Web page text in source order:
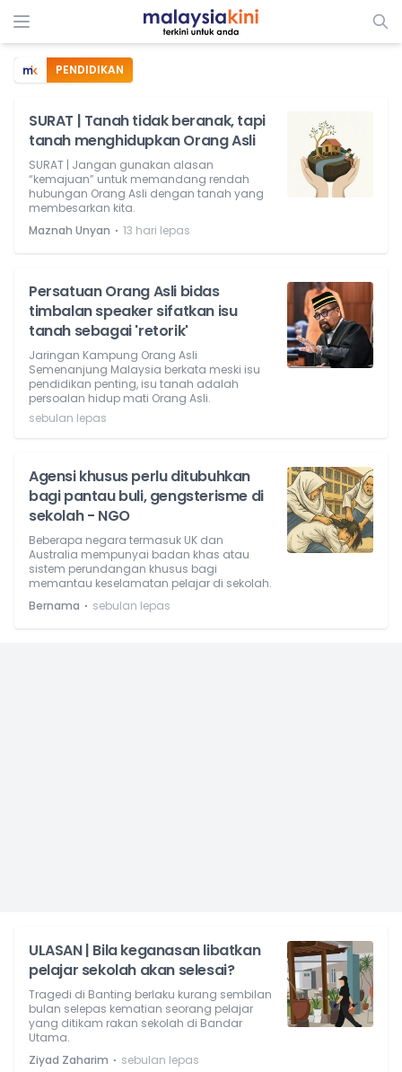
PENDIDIKAN
SURAT | Tanah tidak beranak, tapi
tanah menghidupkan Orang Asli
SURAT | Jangan gunakan alasan
“kemajuan” untuk memandang rendah
hubungan Orang Asli dengan tanah yang
membesarkan kita.
Maznah Unyan ⋅ 13 hari lepas
Persatuan Orang Asli bidas
timbalan speaker sifatkan isu
tanah sebagai 'retorik'
Jaringan Kampung Orang Asli
Semenanjung Malaysia berkata meski isu
pendidikan penting, isu tanah adalah
persoalan hidup mati Orang Asli.
sebulan lepas
Agensi khusus perlu ditubuhkan
bagi pantau buli, gengsterisme di
sekolah - NGO
Beberapa negara termasuk UK dan
Australia mempunyai badan khas atau
sistem perundangan khusus bagi
memantau keselamatan pelajar di sekolah.
Bernama ⋅ sebulan lepas
ULASAN | Bila keganasan libatkan
pelajar sekolah akan selesai?
Tragedi di Banting berlaku kurang sembilan
bulan selepas kematian seorang pelajar
yang ditikam rakan sekolah di Bandar
Utama.
Ziyad Zaharim ⋅ sebulan lepas